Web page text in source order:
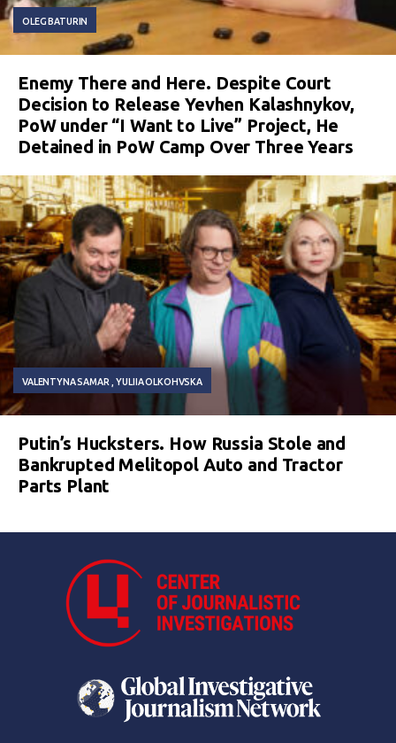
OLEG BATURIN
Enemy There and Here. Despite Court
Decision to Release Yevhen Kalashnykov,
PoW under “I Want to Live” Project, He
Detained in PoW Camp Over Three Years
VALENTYNA SAMAR YULIIA OLKOHVSKA
Putin’s Hucksters. How Russia Stole and
Bankrupted Melitopol Auto and Tractor
Parts Plant